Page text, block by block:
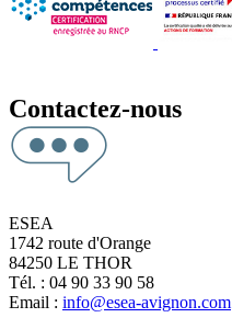
Contactez-nous
ESEA
1742 route d'Orange
84250 LE THOR
Tél. : 04 90 33 90 58
Email : info@esea-avignon.com